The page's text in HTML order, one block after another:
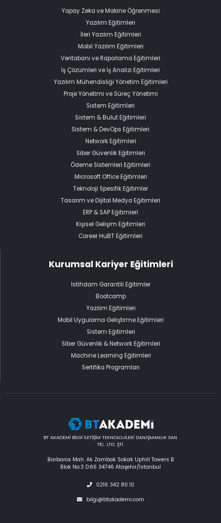
Yapay Zeka ve Makine Öğrenmesi
Yazılım Eğitimleri
İleri Yazılım Eğitimleri
Mobil Yazılım Eğitimleri
Veritabanı ve Raporlama Eğitimleri
İş Çözümleri ve İş Analizi Eğitimleri
Yazılım Mühendisliği Yönetim Eğitimleri
Proje Yönetimi ve Süreç Yönetimi
Sistem Eğitimleri
Sistem & Bulut Eğitimleri
Sistem & DevOps Eğitimleri
Network Eğitimleri
Siber Güvenlik Eğitimleri
Ödeme Sistemleri Eğitimleri
Microsoft Office Eğitimleri
Teknoloji Spesifik Eğitimler
Tasarım ve Dijital Medya Eğitimleri
ERP & SAP Eğitimleri
Kişisel Gelişim Eğitimleri
Career HuBT Eğitimleri
Kurumsal Kariyer Eğitimleri
İstihdam Garantili Eğitimler
Bootcamp
Yazılım Eğitimleri
Mobil Uygulama Geliştirme Eğitimleri
Sistem Eğitimleri
Siber Güvenlik & Network Eğitimleri
Machine Learning Eğitimleri
Sertifika Programları
BT AKADEMİ BİLGİ İLETİŞİM TEKNOLOJİLERİ DANIŞMANLIK SAN.
TİC. LTD. ŞTİ.
Barbaros Mah. Ak Zambak Sokak Uphill Towers B
Blok No:3 D:66 34746 Ataşehir/İstanbul
0216 342 80 10
bilgi@btakademi.com